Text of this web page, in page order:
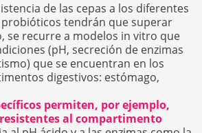
de las cepas a los diferentes
tendrán que superar
se recurre a modelos in vitro que
(pH, secreción de enzimas
que se encuentran en los
digestivos: estómago,
permiten, por ejemplo,
al compartimento